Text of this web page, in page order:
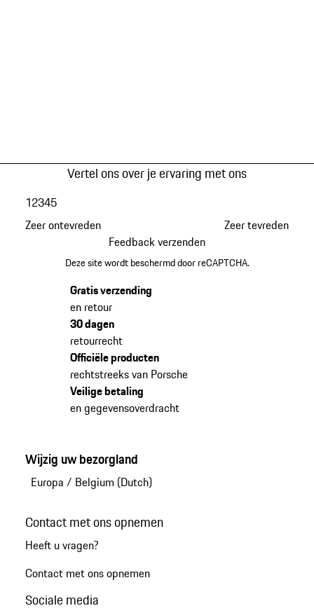
Vertel ons over je ervaring met ons
Zeer ontevreden
12345
Zeer tevreden
Feedback verzenden
Deze site wordt beschermd door reCAPTCHA.
Gratis verzending
en retour
30 dagen
retourrecht
Officiële producten
rechtstreeks van Porsche
Veilige betaling
en gegevensoverdracht
Wijzig uw bezorgland
Europa / Belgium (Dutch)
Contact met ons opnemen
Heeft u vragen?
Contact met ons opnemen
Sociale media